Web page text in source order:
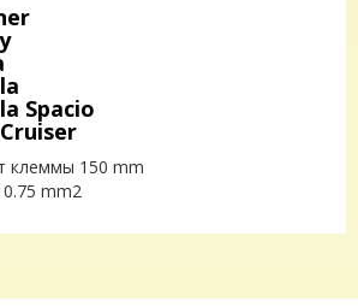
Spacio
клеммы 150 mm
mm2